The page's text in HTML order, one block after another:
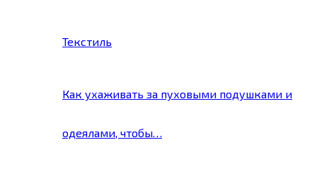
Текстиль
Как ухаживать за пуховыми подушками и
одеялами, чтобы…